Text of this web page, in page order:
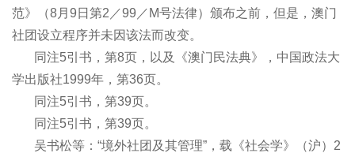
范》（8月9日第2／99／M号法律）颁布之前，但是，澳门
社团设立程序并未因该法而改变。
同注5引书，第8页，以及《澳门民法典》，中国政法大
学出版社1999年，第36页。
同注5引书，第39页。
同注5引书，第39页。
吴书松等：“境外社团及其管理”，载《社会学》（沪）2